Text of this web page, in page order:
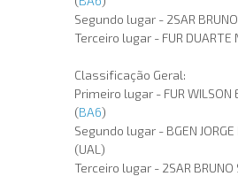
Segundo lugar - 2SAR
Terceiro lugar - FUR DUARTE
Classificação Geral:
Primeiro lugar - FUR WILSON
(BA6)
Segundo lugar - BGEN JORGE
(UAL)
Terceiro lugar - 2SAR BRUNO